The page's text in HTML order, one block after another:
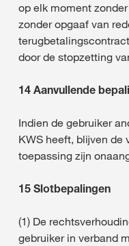
op elk moment
zonder opgaaf van
door de stopzetting
14 Aanvullende
Indien de gebruiker
KWS heeft, blijven de
toepassing zijn
15 Slotbepalingen
(1) De
gebruiker in verband